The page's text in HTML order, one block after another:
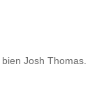
Josh Thomas.